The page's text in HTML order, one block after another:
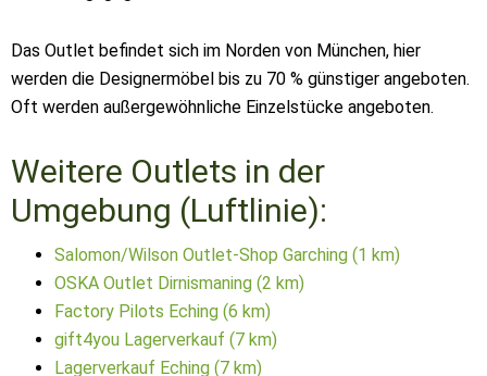
Das Outlet befindet sich im Norden von München, hier
werden die Designermöbel bis zu 70 % günstiger angeboten.
Oft werden außergewöhnliche Einzelstücke angeboten.
Weitere Outlets in der
Umgebung (Luftlinie):
Salomon/Wilson Outlet-Shop Garching (1 km)
OSKA Outlet Dirnismaning (2 km)
Factory Pilots Eching (6 km)
gift4you Lagerverkauf (7 km)
Lagerverkauf Eching (7 km)